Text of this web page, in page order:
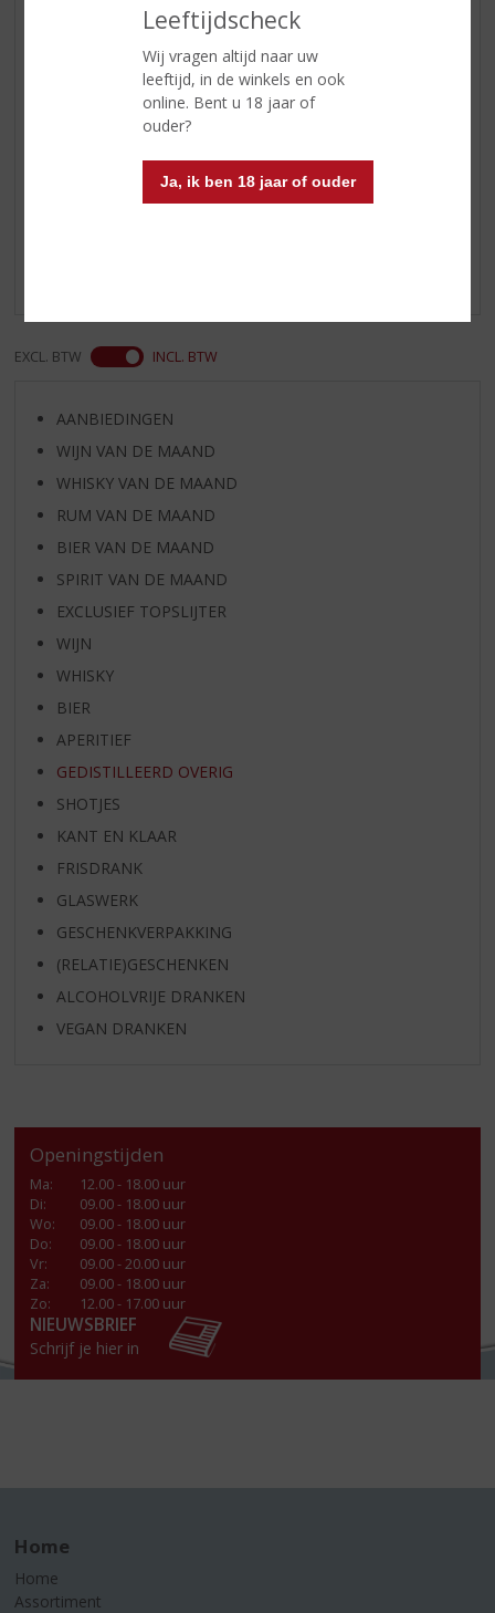
Leeftijdscheck
Wij vragen altijd naar uw
leeftijd, in de winkels en ook
online. Bent u 18 jaar of
ouder?
Ja, ik ben 18 jaar of ouder
aroma’s langer vast. In het glas
valt daarom minder te ruiken.
Maar in de mond geeft koude
KETEL 1 jenever een kleine
smaakexplosie.
Reviews
EXCL. BTW INCL. BTW
AANBIEDINGEN
WIJN VAN DE MAAND
WHISKY VAN DE MAAND
RUM VAN DE MAAND
BIER VAN DE MAAND
SPIRIT VAN DE MAAND
EXCLUSIEF TOPSLIJTER
WIJN
WHISKY
BIER
APERITIEF
GEDISTILLEERD OVERIG
SHOTJES
KANT EN KLAAR
FRISDRANK
GLASWERK
GESCHENKVERPAKKING
(RELATIE)GESCHENKEN
ALCOHOLVRIJE DRANKEN
VEGAN DRANKEN
Openingstijden
Ma:
12.00 - 18.00 uur
Di:
09.00 - 18.00 uur
Wo:
09.00 - 18.00 uur
Do:
09.00 - 18.00 uur
Vr:
09.00 - 20.00 uur
Za:
09.00 - 18.00 uur
Zo:
12.00 - 17.00 uur
NIEUWSBRIEF
Schrijf je hier in
Home
Home
Assortiment